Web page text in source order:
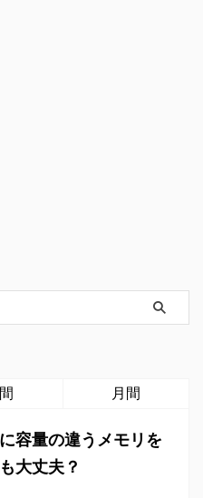
月間
容量の違うメモリを
大丈夫？